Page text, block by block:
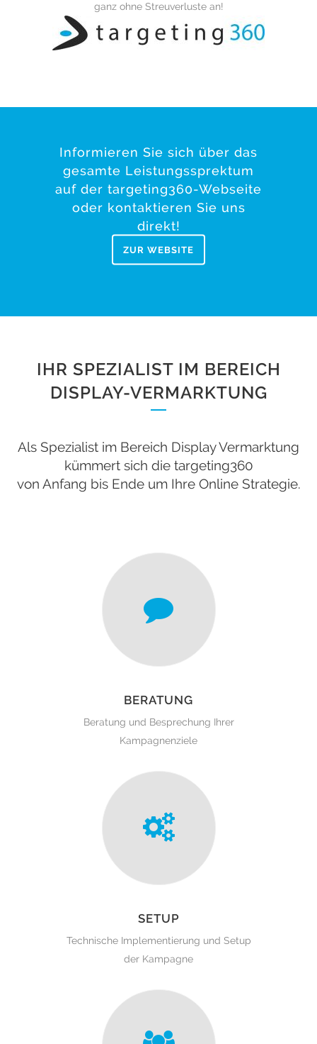
ganz ohne Streuverluste an!
Informieren Sie sich über das
gesamte Leistungssprektum
auf der targeting360-Webseite
oder kontaktieren Sie uns
direkt!
ZUR WEBSITE
IHR SPEZIALIST IM BEREICH
DISPLAY-VERMARKTUNG
Als Spezialist im Bereich Display Vermarktung
kümmert sich die targeting360
von Anfang bis Ende um Ihre Online Strategie.
BERATUNG
Beratung und Besprechung Ihrer
Kampagnenziele
SETUP
Technische Implementierung und Setup
der Kampagne